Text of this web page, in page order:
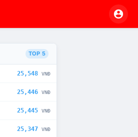
TOP 5
25,548 VNĐ
25,446 VNĐ
25,445 VNĐ
25,347 VNĐ